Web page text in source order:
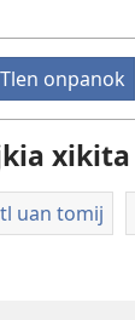
Tlen onpanok
xikita
uan tomij